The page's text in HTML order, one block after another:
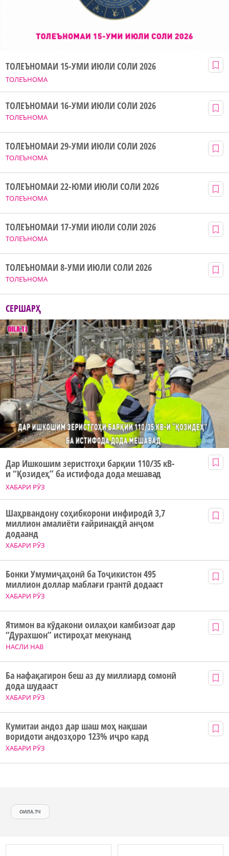
ТОЛЕЪНОМА
ТОЛЕЪНОМАИ 15-УМИ ИЮЛИ СОЛИ 2026
ТОЛЕЪНОМА
ТОЛЕЪНОМАИ 16-УМИ ИЮЛИ СОЛИ 2026
ТОЛЕЪНОМА
ТОЛЕЪНОМАИ 29-УМИ ИЮЛИ СОЛИ 2026
ТОЛЕЪНОМА
ТОЛЕЪНОМАИ 22-ЮМИ ИЮЛИ СОЛИ 2026
ТОЛЕЪНОМА
ТОЛЕЪНОМАИ 17-УМИ ИЮЛИ СОЛИ 2026
ТОЛЕЪНОМА
ТОЛЕЪНОМАИ 8-УМИ ИЮЛИ СОЛИ 2026
СЕРШАРҲ
ХАБАРИ РӮЗ
Дар Ишкошим зеристгоҳи барқии 110/35 кВ-
и “Қозидеҳ” ба истифода дода мешавад
ХАБАРИ РӮЗ
Шаҳрвандону соҳибкорони инфиродӣ 3,7
миллион амалиёти ғайринақдӣ анҷом
додаанд
ХАБАРИ РӮЗ
Бонки Умумиҷаҳонӣ ба Тоҷикистон 495
миллион доллар маблағи грантӣ додааст
НАСЛИ НАВ
Ятимон ва кӯдакони оилаҳои камбизоат дар
“Дурахшон” истироҳат мекунанд
ХАБАРИ РӮЗ
Ба нафақагирон беш аз ду миллиард сомонӣ
дода шудааст
ХАБАРИ РӮЗ
Кумитаи андоз дар шаш моҳ нақшаи
воридоти андозҳоро 123% иҷро кард
ОИЛА.ТЧ